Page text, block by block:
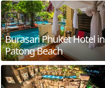
Burasari Phuket Hotel in
Patong Beach